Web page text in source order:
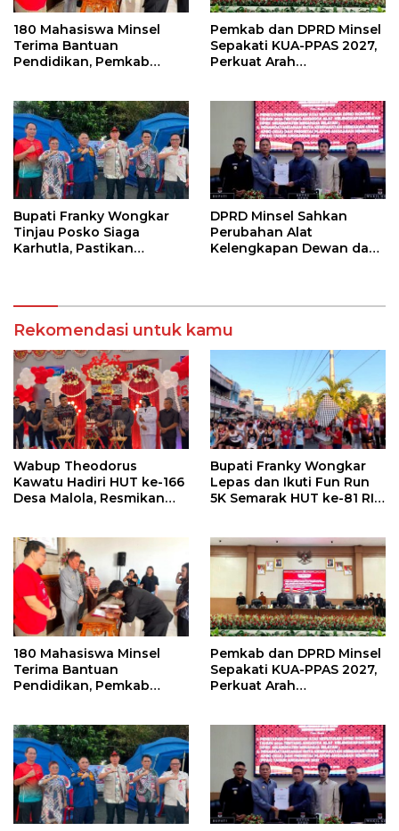
180 Mahasiswa Minsel
Terima Bantuan
Pendidikan, Pemkab
Pemkab dan DPRD Minsel
Sepakati KUA-PPAS 2027,
Perkuat Arah
Bupati Franky Wongkar
Tinjau Posko Siaga
Karhutla, Pastikan
DPRD Minsel Sahkan
Perubahan Alat
Kelengkapan Dewan dan
Rekomendasi untuk kamu
Wabup Theodorus
Kawatu Hadiri HUT ke-166
Desa Malola, Resmikan
Bupati Franky Wongkar
Lepas dan Ikuti Fun Run
5K Semarak HUT ke-81 RI
180 Mahasiswa Minsel
Terima Bantuan
Pendidikan, Pemkab
Pemkab dan DPRD Minsel
Sepakati KUA-PPAS 2027,
Perkuat Arah